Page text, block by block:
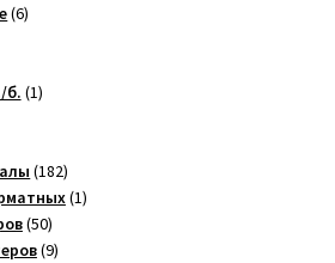
66
б. 11
182182
товара
11
5050
товаров
99